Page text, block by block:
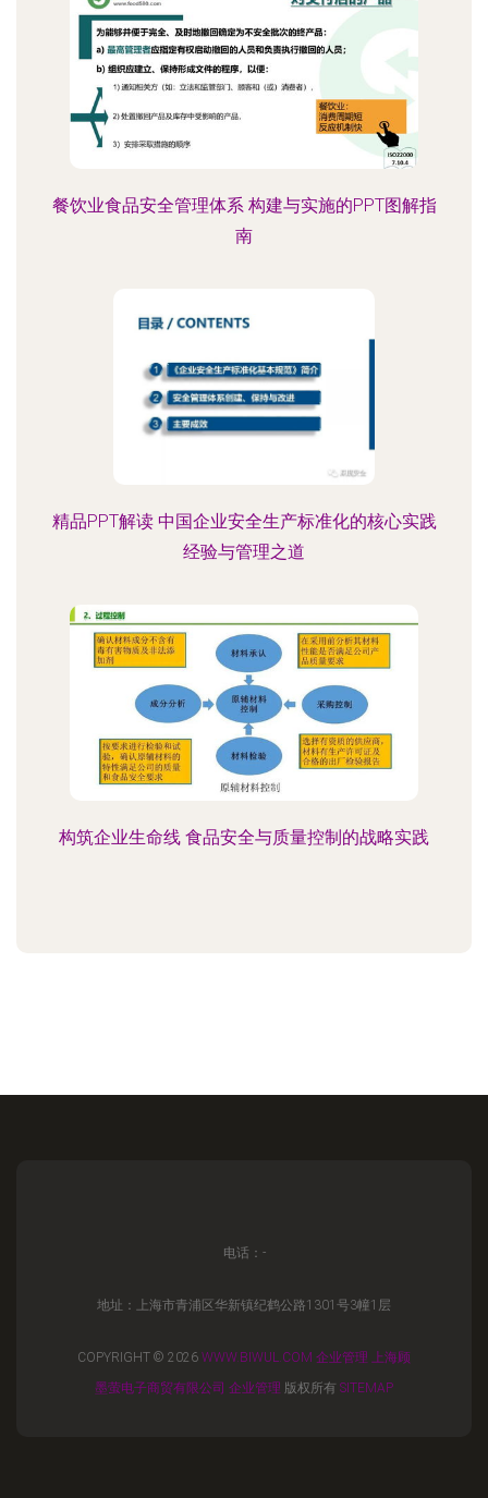
餐饮业食品安全管理体系 构建与实施的PPT图解指
南
精品PPT解读 中国企业安全生产标准化的核心实践
经验与管理之道
构筑企业生命线 食品安全与质量控制的战略实践
电话：-
地址：上海市青浦区华新镇纪鹤公路1301号3幢1层
COPYRIGHT © 2026 WWW.BIWUL.COM 企业管理
上海顾
墨萤电子商贸有限公司 企业管理 版权所有 SITEMAP